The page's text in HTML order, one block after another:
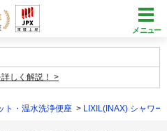
メニュー
しく解説！
ト・温水洗浄便座 LIXIL(INAX) シャワー